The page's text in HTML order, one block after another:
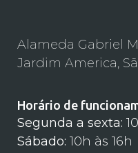
Alameda Gabriel
Jardim America,
Horário de
Segunda a sexta:
Sábado: 10h às 16h